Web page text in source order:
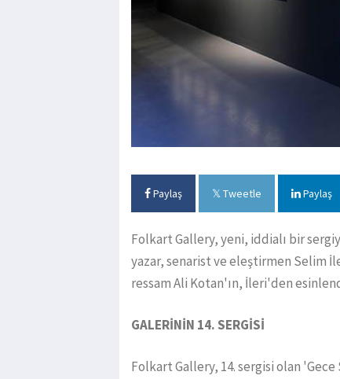
Paylaş Tweetle Paylaş
Folkart Gallery, yeni, iddialı bir
yazar, senarist ve eleştirmen Selim
ressam Ali Kotan'ın, İleri'den
GALERİNİN 14. SERGİSİ
Folkart Gallery, 14. sergisi olan